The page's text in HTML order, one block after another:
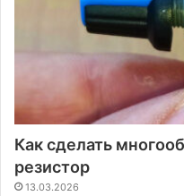
Как сделать
резистор
13.03.2026